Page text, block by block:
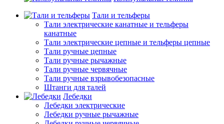
Тали и тельферы
Тали электрические канатные и тельферы
канатные
Тали электрические цепные и тельферы цепные
Тали ручные цепные
Тали ручные рычажные
Тали ручные червячные
Тали ручные взрывобезопасные
Штанги для талей
Лебедки
Лебедки электрические
Лебедки ручные рычажные